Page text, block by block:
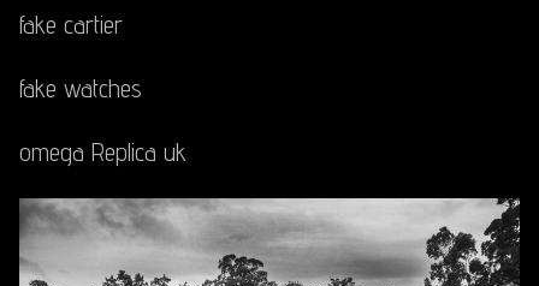
fake cartier
fake watches
omega Replica uk